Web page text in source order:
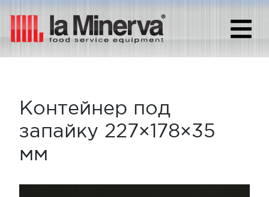
Контейнер под
запайку 227×178×35
мм